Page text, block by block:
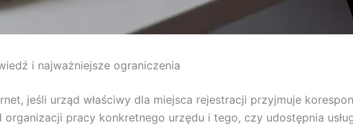
i najważniejsze ograniczenia
jeśli urząd właściwy dla miejsca rejestracji przyjmuje
pracy konkretnego urzędu i tego, czy udostępnia